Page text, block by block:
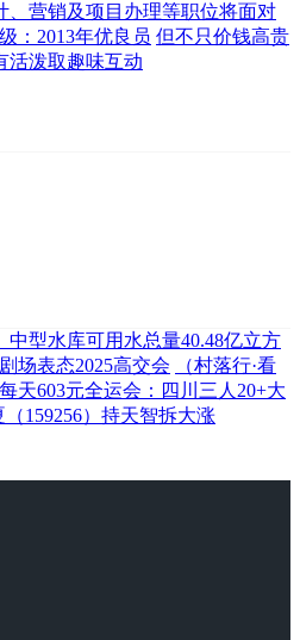
、营销及项目办理等职位将面对
：2013年优良员 但不只价钱高贵
活泼取趣味互动
、中型水库可用水总量40.48亿立方
场表态2025高交会
（村落行·看
每天603元全运会：四川三人20+大
159256）持天智拆大涨